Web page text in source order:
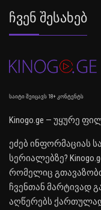
Ჩვენ Შესახებ
საიტი შეიცავს 18+ კონტენტს
Kinogo.ge — უყურე
ეძებ ინფორმაციას
სერიალებზე?
რომელიც
ჩვენთან მარტივად
აღწერებს